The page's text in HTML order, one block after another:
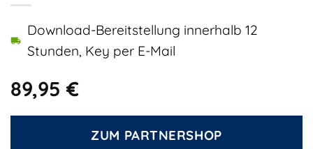
89,95€
Download-Bereitstellung innerhalb 12
Stunden, Key per E-Mail
ZUM PARTNERSHOP